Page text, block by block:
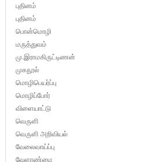
புதினம்
புதினம்
பொன்மொழி
மருத்துவம்
மு.இராமகிருட்டிணன்
முகநூல்
மொழிபெயர்ப்பு
மொழிப்போர்
விளையாட்டு
வெருளி
வெருளி அறிவியல்
வேலைவாய்ப்பு
வேளாண்மை